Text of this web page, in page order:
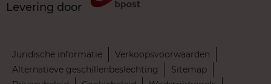
Levering door
Juridische informatie
Verkoopsvoorwaarden
Alternatieve geschillenbeslechting
Sitemap